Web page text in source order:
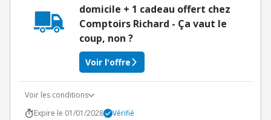
domicile + 1 cadeau offert chez
Comptoirs Richard - Ça vaut le
coup, non ?
Voir l'offre
Voir les conditions
Expire le 01/01/2028
Vérifié